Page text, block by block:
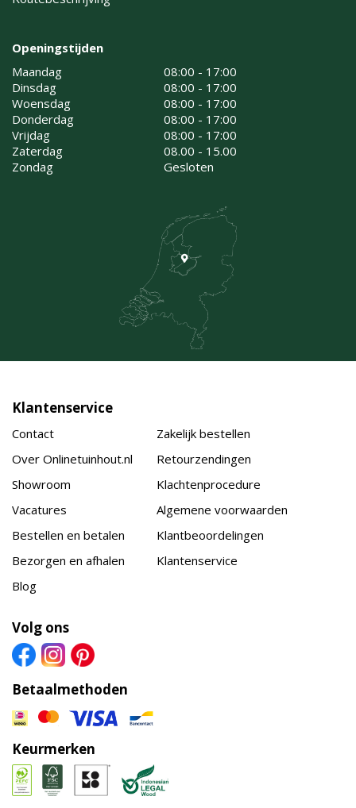
Openingstijden
Maandag
08:00 - 17:00
Dinsdag
08:00 - 17:00
Woensdag
08:00 - 17:00
Donderdag
08:00 - 17:00
Vrijdag
08:00 - 17:00
Zaterdag
08.00 - 15.00
Zondag
Gesloten
Klantenservice
Contact
Over Onlinetuinhout.nl
Showroom
Vacatures
Bestellen en betalen
Bezorgen en afhalen
Blog
Zakelijk bestellen
Retourzendingen
Klachtenprocedure
Algemene voorwaarden
Klantbeoordelingen
Klantenservice
Volg ons
Betaalmethoden
Keurmerken